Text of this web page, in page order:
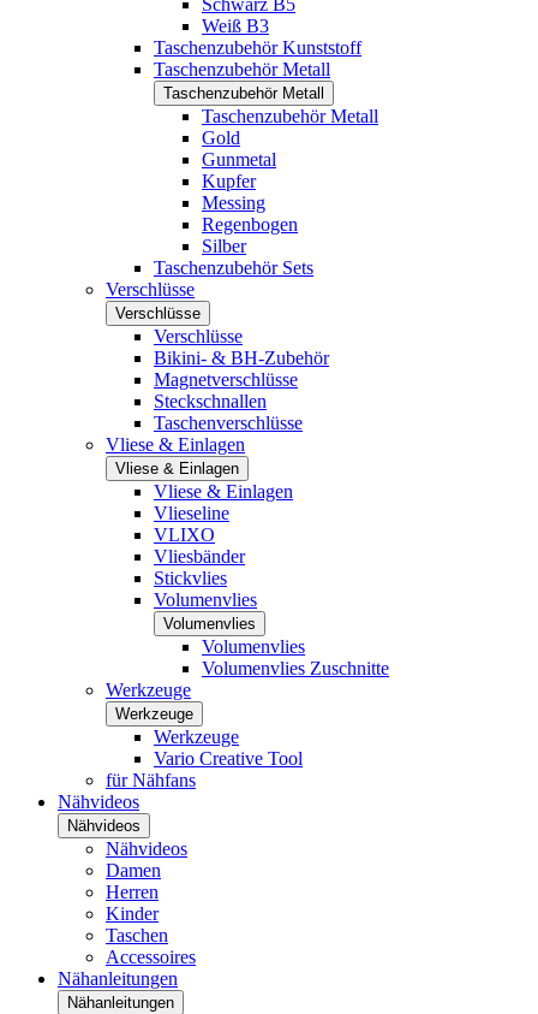
Schwarz B5
Weiß B3
Taschenzubehör Kunststoff
Taschenzubehör Metall
Taschenzubehör Metall
Taschenzubehör Metall
Gold
Gunmetal
Kupfer
Messing
Regenbogen
Silber
Taschenzubehör Sets
Verschlüsse
Verschlüsse
Verschlüsse
Bikini- & BH-Zubehör
Magnetverschlüsse
Steckschnallen
Taschenverschlüsse
Vliese & Einlagen
Vliese & Einlagen
Vliese & Einlagen
Vlieseline
VLIXO
Vliesbänder
Stickvlies
Volumenvlies
Volumenvlies
Volumenvlies
Volumenvlies Zuschnitte
Werkzeuge
Werkzeuge
Werkzeuge
Vario Creative Tool
für Nähfans
Nähvideos
Nähvideos
Nähvideos
Damen
Herren
Kinder
Taschen
Accessoires
Nähanleitungen
Nähanleitungen